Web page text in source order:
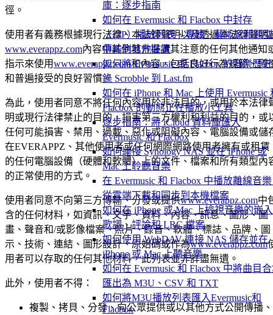
庫：逐步指南
如何在 Evermusic 和 Flacbox 中封存
（ZIP）播放列表、專輯、藝術家和類
傳輸到其他裝置
如何將 Evermusic 或 Flacbox 的音樂歷
錄 Scrobble 到 Last.fm
如何在 iPhone 和 Mac 上使用 Evermusic
Flacbox 的動態正在播放小工具
逐步指南：將 iCloud 資料庫匯入
Evermusic 和 Flacbox
如何連接 Synology NAS 並在 iPhone 或
Mac 上聆聽音樂
在 Evermusic 和 Flacbox 中播放離線音
從雲端下載和同步到本機檔案
如何在 iPhone 或 Mac 上檢視音樂的嵌
歌詞、評論和 LRC 檔案
如何使用 WebDAV 連接 NAS 儲存並在
iPhone 或 Mac 上聽音樂
如何在 Evermusic 和 Flacbox 中將曲目
匯出為 M3U、CSV 和 TXT
如何將M3U播放列表匯入Evermusic和
Flacbox
徑。
使用者有義務根據現行法律、本法律聲明以及透過本法律聲明
www.everappz.com內容中其他地方提請其注意的任何其他通知
指示來使用www.everappz.com和內容，包括良好行為規範、道
和普遍接受的良好習慣。
為此，使用者同意不將任何內容用於非法目的，或用於本法律
明或現行法律禁止的目的，損害第三方權利和利益的目的，或
任何可能損害、禁用、過載、惡化或阻礙內容、電腦設備或儲
在EVERAPPZ、其他使用者或任何網際網路使用者擁有或租賃
的任何電腦設備（硬體和軟體）上的文件、檔案和所有類型內
的正常使用的方式。
使用者同意不向第三方傳輸、分發或提供www.everappz.com中
含的任何材料，如資訊、文字、資料、內容、訊息、圖形、圖
畫、聲音和/或影像檔案、照片、錄音、軟體、標誌、品牌、圖
示、技術、連結、圖形設計、原始碼或作為www.everappz.com
用者可以存取的任何其他材料，此列表並非詳盡無遺。
此外，使用者不得：
複製、拷貝、分發、向公眾提供或以其他方式公開傳播、